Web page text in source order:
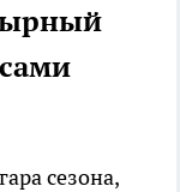
сезона,